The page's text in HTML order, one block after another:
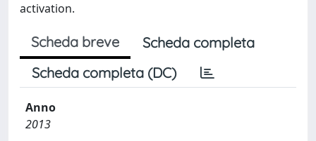
activation.
Scheda breve
Scheda completa
Scheda completa (DC)
Anno
2013